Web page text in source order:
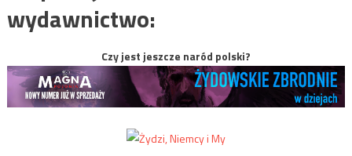
wydawnictwo:
Czy jest jeszcze naród polski?